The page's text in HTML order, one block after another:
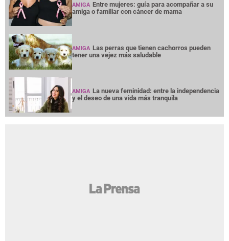
AMIGA Entre mujeres: guía para acompañar a su
amiga o familiar con cáncer de mama
AMIGA Las perras que tienen cachorros pueden
tener una vejez más saludable
AMIGA La nueva feminidad: entre la independencia
y el deseo de una vida más tranquila